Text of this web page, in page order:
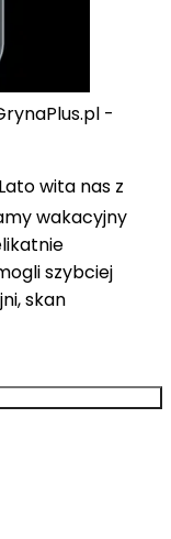
-
wita nas z
wakacyjny
szybciej
skan